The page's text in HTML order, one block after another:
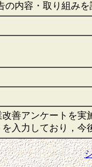
の内容・取り組み
善アンケートを
入力しており，